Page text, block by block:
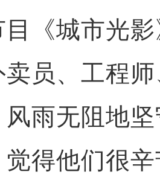
目《城市光
员、工程
风雨无阻地
觉得他们很